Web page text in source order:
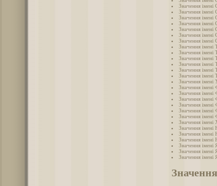
Значення імені
Значення імені
Значення імені
Значення імені
Значення імені
Значення імені
Значення імені
Значення імені
Значення імені
Значення імені
Значення імені
Значення імені
Значення імені
Значення імені
Значення імені
Значення імені
Значення імені
Значення імені
Значення імені
Значення імені
Значення імені
Значення імені
Значення імені
Значення
Значення імені
Значення імені
Значення імені